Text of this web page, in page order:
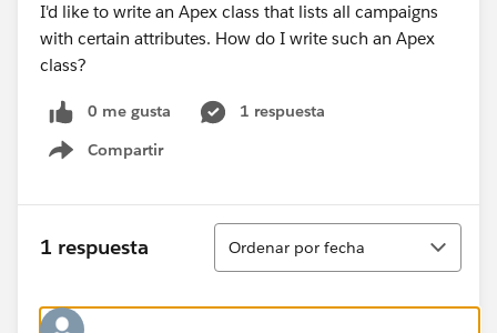
I'd like to write an Apex class that lists all campaigns
with certain attributes. How do I write such an Apex
class?
0 me gusta
1 respuesta
Compartir
Show menu
1 respuesta
Ordenar
Ordenar por fecha